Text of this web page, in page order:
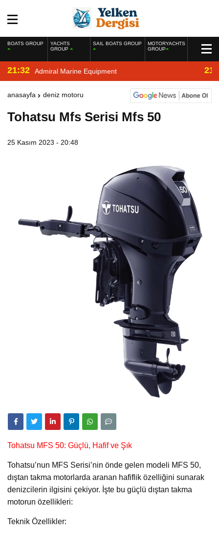
BOATS GROUP
YACHTS
GROUP
SAIL BOATS GROUP
MOTORYACHTS
GROUP
21:32 Admiral Marine Equipment
anasayfa deniz motoru
Tohatsu Mfs Serisi Mfs 50
25 Kasım 2023 - 20:48
Tohatsu MFS 50: Güçlü, Hafif ve Şık
Tohatsu’nun MFS Serisi’nin önde gelen modeli MFS 50,
dıştan takma motorlarda aranan hafiflik özelliğini sunarak
denizcilerin ilgisini çekiyor. İşte bu güçlü dıştan takma
motorun özellikleri:
Teknik Özellikler: